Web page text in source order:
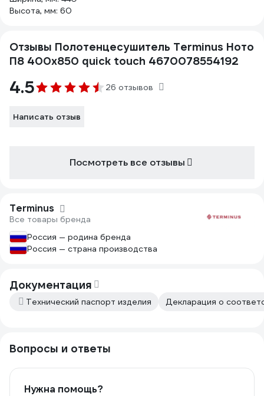
Высота, мм: 60
Отзывы Полотенцесушитель Terminus Ното
П8 400x850 quick touch 4670078554192
4.5 26 отзывов
Написать отзыв
Посмотреть все отзывы
Terminus
Все товары бренда
Россия — родина бренда
Россия — страна производства
Документация
Технический паспорт изделия Декларация о
Вопросы и ответы
Нужна помощь?